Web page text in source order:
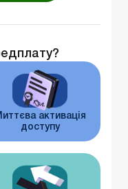
активація
доступу